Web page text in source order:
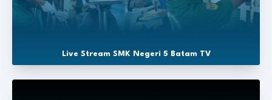
Live Stream SMK Negeri 5 Batam TV